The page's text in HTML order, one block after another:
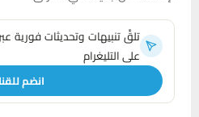
تلقَّ تنبيهات وتحديثات فورية
على التليغرام
انضم